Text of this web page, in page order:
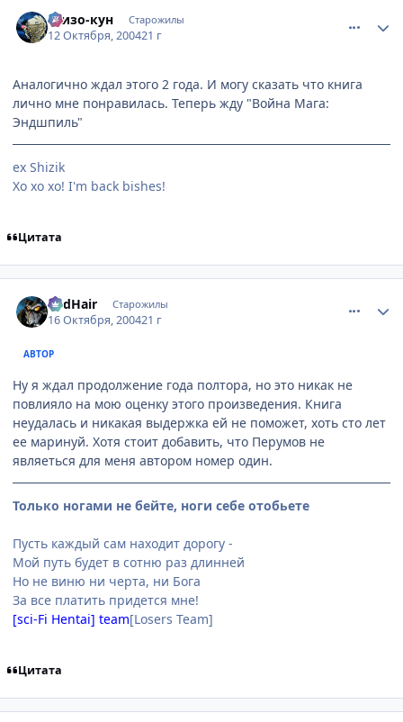
Шизо-кун Старожилы
12 Октября, 200421 г
Аналогично ждал этого 2 года. И могу сказать что книга
лично мне понравилась. Теперь жду "Война Мага:
Эндшпиль"
ex Shizik
Хо хо хо! I'm back bishes!
Цитата
RedHair Старожилы
16 Октября, 200421 г
АВТОР
Ну я ждал продолжение года полтора, но это никак не
повлияло на мою оценку этого произведения. Книга
неудалась и никакая выдержка ей не поможет, хоть сто лет
ее маринуй. Хотя стоит добавить, что Перумов не
являеться для меня автором номер один.
Только ногами не бейте, ноги себе отобьете
Пусть каждый сам находит дорогу -
Мой путь будет в сотню раз длинней
Но не виню ни черта, ни Бога
За все платить придется мне!
[sci-Fi Hentai] team[Losers Team]
Цитата